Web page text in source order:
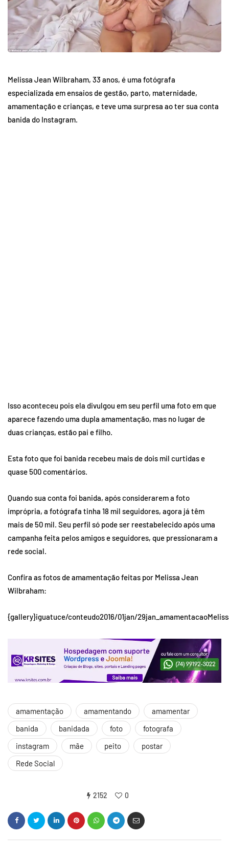
Melissa Jean Wilbraham, 33 anos, é uma fotógrafa
especializada em ensaios de gestão, parto, maternidade,
amamentação e crianças, e teve uma surpresa ao ter sua conta
banida do Instagram.
Isso aconteceu pois ela divulgou em seu perfil uma foto em que
aparece fazendo uma dupla amamentação, mas no lugar de
duas crianças, estão pai e filho.
Esta foto que foi banida recebeu mais de dois mil curtidas e
quase 500 comentários.
Quando sua conta foi banida, após considerarem a foto
imprópria, a fotógrafa tinha 18 mil seguidores, agora já têm
mais de 50 mil. Seu perfil só pode ser reestabelecido após uma
campanha feita pelos amigos e seguidores, que pressionaram a
rede social.
Confira as fotos de amamentação feitas por Melissa Jean
Wilbraham:
{gallery}iguatuce/conteudo2016/01jan/
amamentação amamentando
amamentar
banida
banidada foto
fotografa
instagram
mãe peito
postar
Rede Social
2152 0